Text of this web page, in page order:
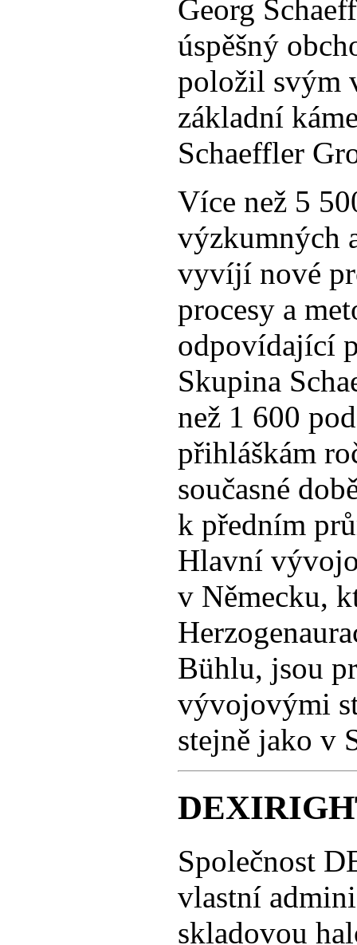
Georg
úspěšný
položil svým
základní
Schaeffler
Více než 5
výzkumných
vyvíjí nové
procesy a
odpovídající
Skupina
než 1 600
přihláškám
současné
k předním
Hlavní
v Německu,
Bühlu, jsou
vývojovými
stejně jako v
Společnost
vlastní
skladovou